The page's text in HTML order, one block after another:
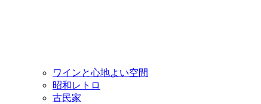
ワインと心地よい空間
昭和レトロ
古民家